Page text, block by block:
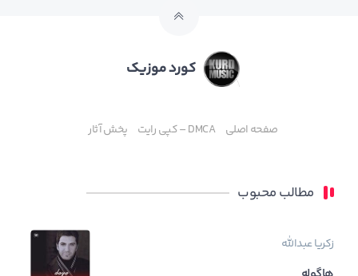
کورد موزیک
صفحه اصلی DMCA – کپی رایت پخش آثار
مطالب محبوب
زکریا عبدالله